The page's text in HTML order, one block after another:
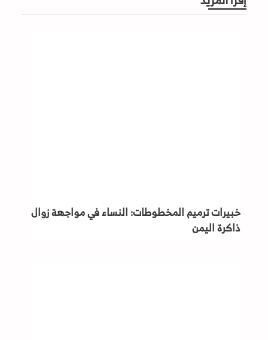
خبيرات ترميم المخطوطات: النساء في مواجهة زوال
ذاكرة اليمن